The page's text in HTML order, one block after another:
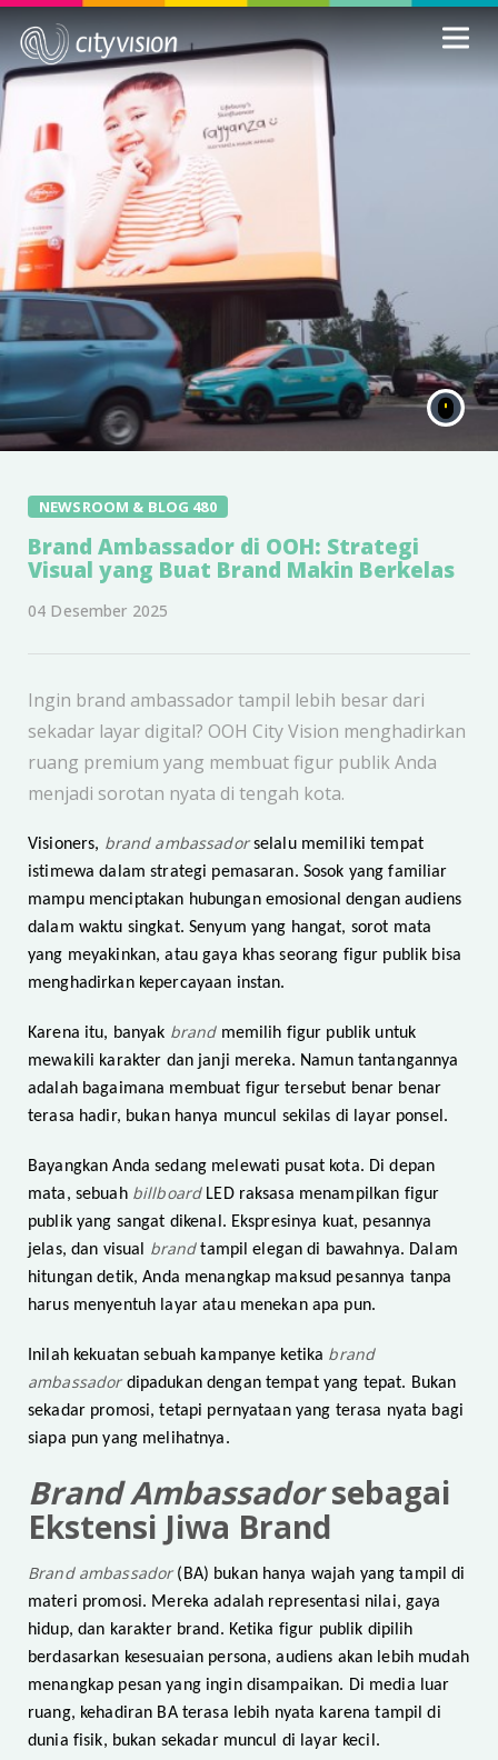
NEWSROOM & BLOG 480
Brand Ambassador di OOH: Strategi
Visual yang Buat Brand Makin Berkelas
04 Desember 2025
Ingin brand ambassador tampil lebih besar dari
sekadar layar digital? OOH City Vision menghadirkan
ruang premium yang membuat figur publik Anda
menjadi sorotan nyata di tengah kota.
Visioners, brand ambassadorselalu memiliki tempat
istimewa dalam strategi pemasaran. Sosok yang familiar
mampu menciptakan hubungan emosional dengan audiens
dalam waktu singkat. Senyum yang hangat, sorot mata
yang meyakinkan, atau gaya khas seorang figur publik bisa
menghadirkan kepercayaan instan.
Karena itu, banyak brandmemilih figur publik untuk
mewakili karakter dan janji mereka. Namun tantangannya
adalah bagaimana membuat figur tersebut benar benar
terasa hadir, bukan hanya muncul sekilas di layar ponsel.
Bayangkan Anda sedang melewati pusat kota. Di depan
mata, sebuahbillboard LED raksasa menampilkan figur
publik yang sangat dikenal. Ekspresinya kuat, pesannya
jelas, dan visual brandtampil elegan di bawahnya. Dalam
hitungan detik, Anda menangkap maksud pesannya tanpa
harus menyentuh layar atau menekan apa pun.
Inilah kekuatan sebuah kampanye ketika brand
ambassadordipadukan dengan tempat yang tepat. Bukan
sekadar promosi, tetapi pernyataan yang terasa nyata bagi
siapa pun yang melihatnya.
Brand Ambassador sebagai
Ekstensi Jiwa Brand
Brand ambassador(BA) bukan hanya wajah yang tampil di
materi promosi. Mereka adalah representasi nilai, gaya
hidup, dan karakter brand. Ketika figur publik dipilih
berdasarkan kesesuaian persona, audiens akan lebih mudah
menangkap pesan yang ingin disampaikan. Di media luar
ruang, kehadiran BA terasa lebih nyata karena tampil di
dunia fisik, bukan sekadar muncul di layar kecil.